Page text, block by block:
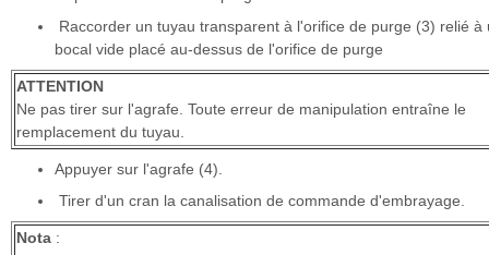
Raccorder un tuyau transparent à l'orifice de purge (3) relié à
bocal vide placé au-dessus de l'orifice de purge
ATTENTION
Ne pas tirer sur l'agrafe. Toute erreur de manipulation entraîne le
remplacement du tuyau.
Appuyer sur l'agrafe (4).
Tirer d'un cran la canalisation de commande d'embrayage.
Nota :